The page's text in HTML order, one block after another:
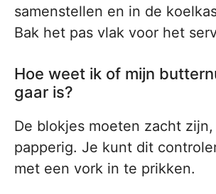
samenstellen en in de
Bak het pas vlak voor het
Hoe weet ik of mijn
gaar is?
De blokjes moeten zacht
papperig. Je kunt dit
met een vork in te prikken.